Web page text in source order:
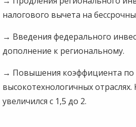
налогового вычета на
→ Введения федерального
дополнение к региональному.
→ Повышения коэффициента
высокотехнологичных
увеличился с 1,5 до 2.